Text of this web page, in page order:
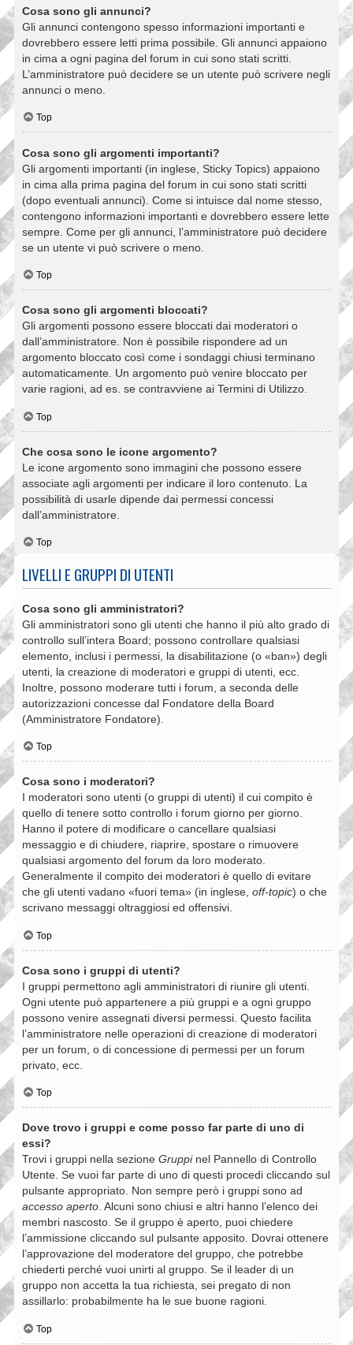
Cosa sono gli annunci?
Gli annunci contengono spesso informazioni importanti e
dovrebbero essere letti prima possibile. Gli annunci appaiono
in cima a ogni pagina del forum in cui sono stati scritti.
L’amministratore può decidere se un utente può scrivere negli
annunci o meno.
Top
Cosa sono gli argomenti importanti?
Gli argomenti importanti (in inglese, Sticky Topics) appaiono
in cima alla prima pagina del forum in cui sono stati scritti
(dopo eventuali annunci). Come si intuisce dal nome stesso,
contengono informazioni importanti e dovrebbero essere lette
sempre. Come per gli annunci, l’amministratore può decidere
se un utente vi può scrivere o meno.
Top
Cosa sono gli argomenti bloccati?
Gli argomenti possono essere bloccati dai moderatori o
dall’amministratore. Non è possibile rispondere ad un
argomento bloccato così come i sondaggi chiusi terminano
automaticamente. Un argomento può venire bloccato per
varie ragioni, ad es. se contravviene ai Termini di Utilizzo.
Top
Che cosa sono le icone argomento?
Le icone argomento sono immagini che possono essere
associate agli argomenti per indicare il loro contenuto. La
possibilità di usarle dipende dai permessi concessi
dall’amministratore.
Top
LIVELLI E GRUPPI DI UTENTI
Cosa sono gli amministratori?
Gli amministratori sono gli utenti che hanno il più alto grado di
controllo sull’intera Board; possono controllare qualsiasi
elemento, inclusi i permessi, la disabilitazione (o «ban») degli
utenti, la creazione di moderatori e gruppi di utenti, ecc.
Inoltre, possono moderare tutti i forum, a seconda delle
autorizzazioni concesse dal Fondatore della Board
(Amministratore Fondatore).
Top
Cosa sono i moderatori?
I moderatori sono utenti (o gruppi di utenti) il cui compito è
quello di tenere sotto controllo i forum giorno per giorno.
Hanno il potere di modificare o cancellare qualsiasi
messaggio e di chiudere, riaprire, spostare o rimuovere
qualsiasi argomento del forum da loro moderato.
Generalmente il compito dei moderatori è quello di evitare
che gli utenti vadano «fuori tema» (in inglese, off-topic) o che
scrivano messaggi oltraggiosi ed offensivi.
Top
Cosa sono i gruppi di utenti?
I gruppi permettono agli amministratori di riunire gli utenti.
Ogni utente può appartenere a più gruppi e a ogni gruppo
possono venire assegnati diversi permessi. Questo facilita
l’amministratore nelle operazioni di creazione di moderatori
per un forum, o di concessione di permessi per un forum
privato, ecc.
Top
Dove trovo i gruppi e come posso far parte di uno di
essi?
Trovi i gruppi nella sezione Gruppinel Pannello di Controllo
Utente. Se vuoi far parte di uno di questi procedi cliccando sul
pulsante appropriato. Non sempre però i gruppi sono ad
accesso aperto. Alcuni sono chiusi e altri hanno l’elenco dei
membri nascosto. Se il gruppo è aperto, puoi chiedere
l’ammissione cliccando sul pulsante apposito. Dovrai ottenere
l’approvazione del moderatore del gruppo, che potrebbe
chiederti perché vuoi unirti al gruppo. Se il leader di un
gruppo non accetta la tua richiesta, sei pregato di non
assillarlo: probabilmente ha le sue buone ragioni.
Top